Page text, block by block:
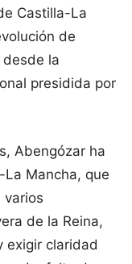
Castilla-La
de
la
presidida por
Abengózar ha
Mancha, que
varios
de la Reina,
exigir claridad